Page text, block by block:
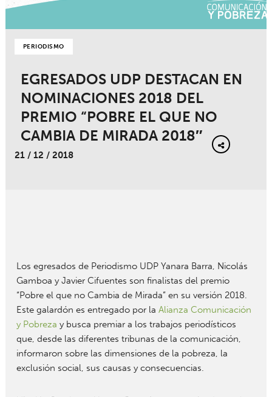
PERIODISMO
EGRESADOS UDP DESTACAN EN
NOMINACIONES 2018 DEL
PREMIO “POBRE EL QUE NO
CAMBIA DE MIRADA 2018″
21 / 12 / 2018
Los egresados de Periodismo UDP Yanara Barra, Nicolás
Gamboa y Javier Cifuentes son finalistas del premio
“Pobre el que no Cambia de Mirada” en su versión 2018.
Este galardón es entregado por la Alianza Comunicación
y Pobreza y busca premiar a los trabajos periodísticos
que, desde las diferentes tribunas de la comunicación,
informaron sobre las dimensiones de la pobreza, la
exclusión social, sus causas y consecuencias.